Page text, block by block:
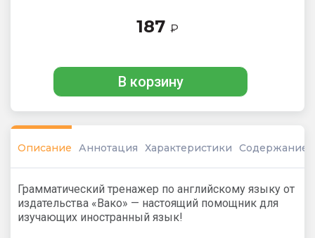
187 ₽
В корзину
Описание Аннотация Характеристики Содержание
Грамматический тренажер по английскому языку от
издательства «Вако» — настоящий помощник для
изучающих иностранный язык!